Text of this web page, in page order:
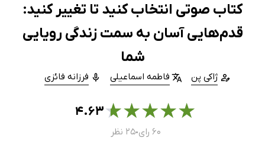
کتاب صوتی انتخاب کنید تا تغییر کنید:
قدم‌هایی آسان به سمت زندگی رویایی
شما
ژاکی پن فاطمه اسماعیلی فرزانه فائزی
★
★
★
★
★۴.۶۳
۶۰ رای ●۲۵ نظر